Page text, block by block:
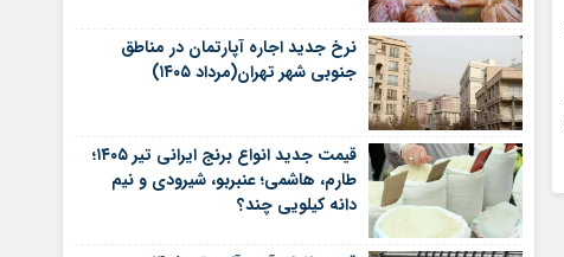
نرخ جدید اجاره آپارتمان در مناطق
جنوبی شهر تهران(مرداد ۱۴۰۵)
قیمت جدید انواع برنج ایرانی تیر ۱۴۰۵؛
طارم، هاشمی؛ عنبربو، شیرودی و نیم
دانه کیلویی چند؟